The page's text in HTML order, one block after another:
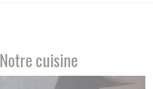
Notre cuisine